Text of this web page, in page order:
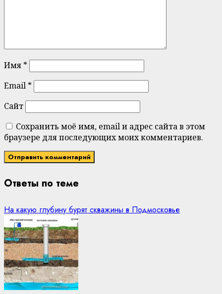
Имя *
Email *
Сайт
Сохранить моё имя, email и адрес сайта в этом
браузере для последующих моих комментариев.
Ответы по теме
На какую глубину бурят скважины в Подмосковье